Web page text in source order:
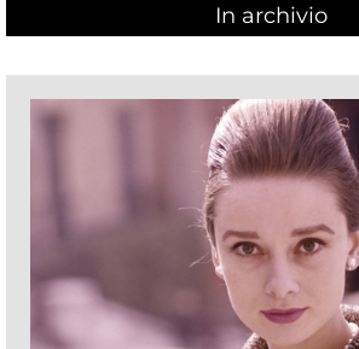
In archivio